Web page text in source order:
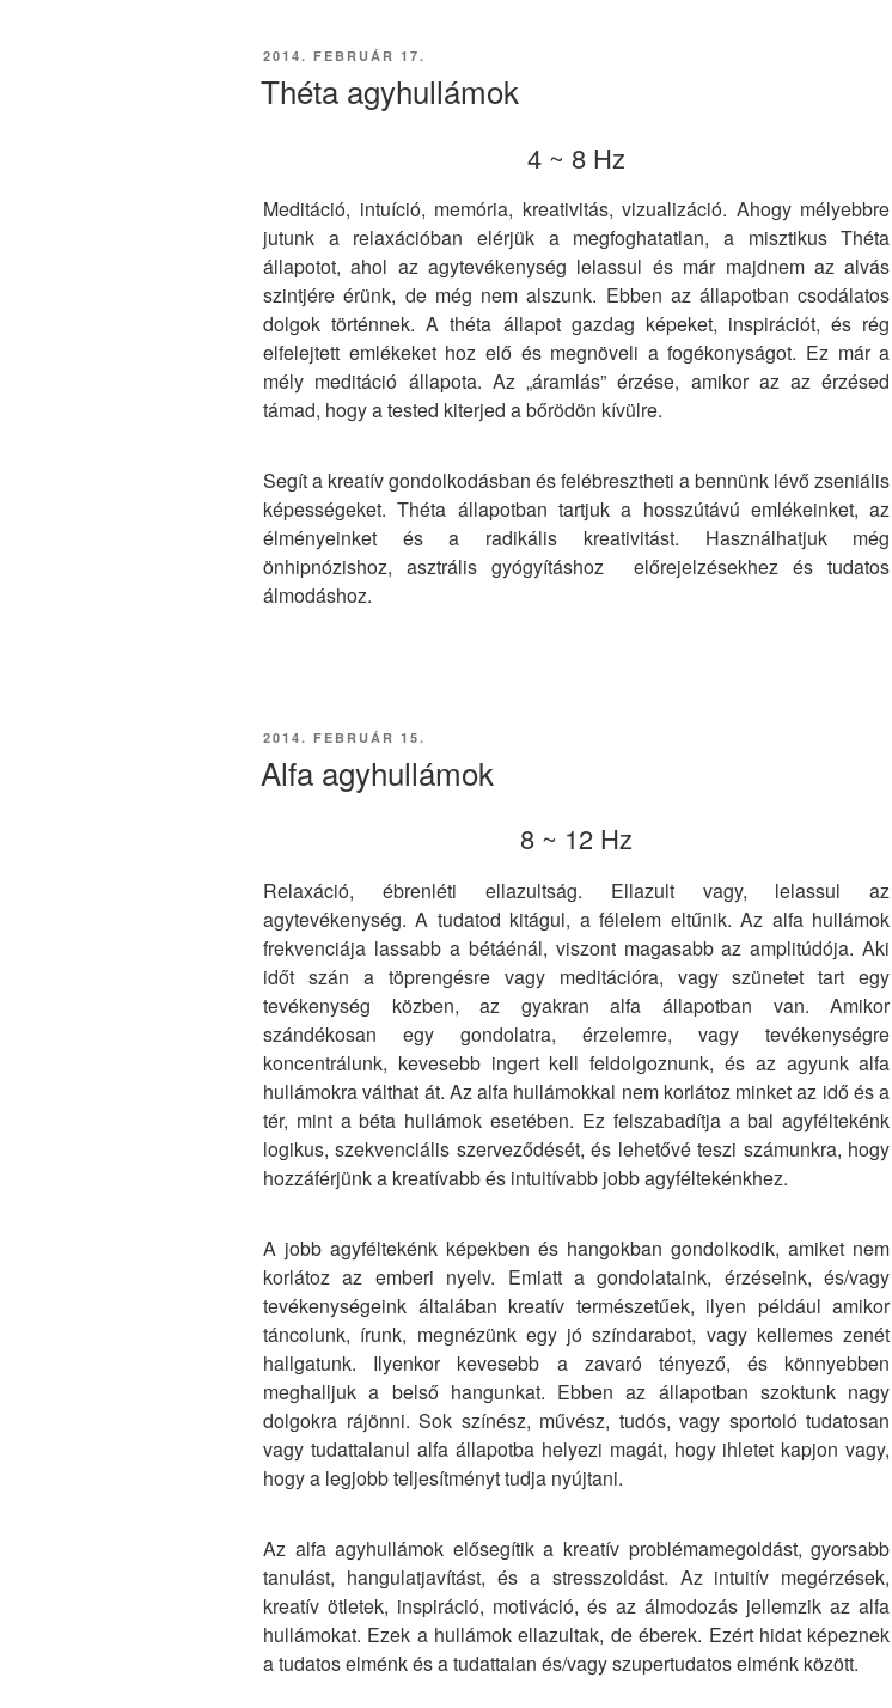
BEKÜLDVE:
2014. FEBRUÁR 17.
Théta agyhullámok
4 ~ 8 Hz
Meditáció, intuíció, memória, kreativitás, vizualizáció. Ahogy mélyebbre
jutunk a relaxációban elérjük a megfoghatatlan, a misztikus Théta
állapotot, ahol az agytevékenység lelassul és már majdnem az alvás
szintjére érünk, de még nem alszunk. Ebben az állapotban csodálatos
dolgok történnek. A théta állapot gazdag képeket, inspirációt, és rég
elfelejtett emlékeket hoz elő és megnöveli a fogékonyságot. Ez már a
mély meditáció állapota. Az „áramlás” érzése, amikor az az érzésed
támad, hogy a tested kiterjed a bőrödön kívülre.
Segít a kreatív gondolkodásban és felébresztheti a bennünk lévő zseniális
képességeket. Théta állapotban tartjuk a hosszútávú emlékeinket, az
élményeinket és a radikális kreativitást. Használhatjuk még
önhipnózishoz, asztrális gyógyításhoz előrejelzésekhez és tudatos
álmodáshoz.
BEKÜLDVE:
2014. FEBRUÁR 15.
Alfa agyhullámok
8 ~ 12 Hz
Relaxáció, ébrenléti ellazultság. Ellazult vagy, lelassul az
agytevékenység. A tudatod kitágul, a félelem eltűnik. Az alfa hullámok
frekvenciája lassabb a bétáénál, viszont magasabb az amplitúdója. Aki
időt szán a töprengésre vagy meditációra, vagy szünetet tart egy
tevékenység közben, az gyakran alfa állapotban van. Amikor
szándékosan egy gondolatra, érzelemre, vagy tevékenységre
koncentrálunk, kevesebb ingert kell feldolgoznunk, és az agyunk alfa
hullámokra válthat át. Az alfa hullámokkal nem korlátoz minket az idő és a
tér, mint a béta hullámok esetében. Ez felszabadítja a bal agyféltekénk
logikus, szekvenciális szerveződését, és lehetővé teszi számunkra, hogy
hozzáférjünk a kreatívabb és intuitívabb jobb agyféltekénkhez.
A jobb agyféltekénk képekben és hangokban gondolkodik, amiket nem
korlátoz az emberi nyelv. Emiatt a gondolataink, érzéseink, és/vagy
tevékenységeink általában kreatív természetűek, ilyen például amikor
táncolunk, írunk, megnézünk egy jó színdarabot, vagy kellemes zenét
hallgatunk. Ilyenkor kevesebb a zavaró tényező, és könnyebben
meghalljuk a belső hangunkat. Ebben az állapotban szoktunk nagy
dolgokra rájönni. Sok színész, művész, tudós, vagy sportoló tudatosan
vagy tudattalanul alfa állapotba helyezi magát, hogy ihletet kapjon vagy,
hogy a legjobb teljesítményt tudja nyújtani.
Az alfa agyhullámok elősegítik a kreatív problémamegoldást, gyorsabb
tanulást, hangulatjavítást, és a stresszoldást. Az intuitív megérzések,
kreatív ötletek, inspiráció, motiváció, és az álmodozás jellemzik az alfa
hullámokat. Ezek a hullámok ellazultak, de éberek. Ezért hidat képeznek
a tudatos elménk és a tudattalan és/vagy szupertudatos elménk között.